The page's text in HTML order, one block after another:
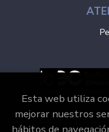
Esta web utiliza
mejorar nuestros